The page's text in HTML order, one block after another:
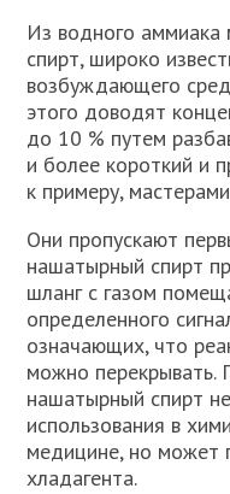
Из водного
спирт, широко
возбуждающего
этого доводят
до 10 % путем
и более короткий и
к примеру,
Они пропускают
нашатырный спирт
шланг с газом
определенного
означающих, что
можно перекрывать.
нашатырный спирт
использования в
медицине, но может
хладагента.